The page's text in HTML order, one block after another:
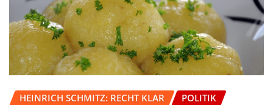
HEINRICH SCHMITZ: RECHT KLAR
POLITIK